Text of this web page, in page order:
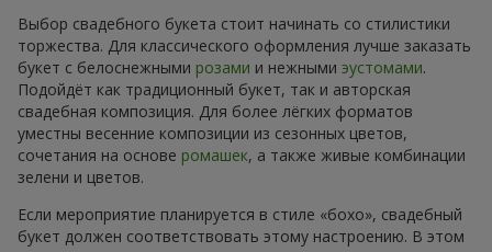
Выбор свадебного букета стоит начинать со стилистики
торжества. Для классического оформления лучше заказать
букет с белоснежными розами и нежными эустомами.
Подойдёт как традиционный букет, так и авторская
свадебная композиция. Для более лёгких форматов
уместны весенние композиции из сезонных цветов,
сочетания на основе ромашек, а также живые комбинации
зелени и цветов.
Если мероприятие планируется в стиле «бохо», свадебный
букет должен соответствовать этому настроению. В этом